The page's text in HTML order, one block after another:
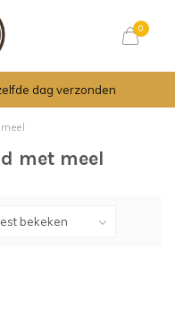
0
dag verzonden
meel
met meel